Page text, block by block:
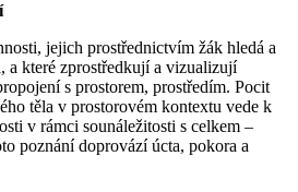
jejich prostřednictvím žák hledá a
a které zprostředkují a vizualizují
s prostorem, prostředím. Pocit
těla v prostorovém kontextu vede k
v rámci sounáležitosti s celkem –
poznání doprovází úcta, pokora a